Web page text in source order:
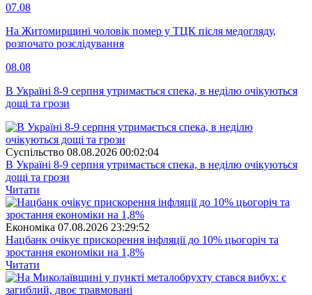
07.08
На Житомирщині чоловік помер у ТЦК після медогляду,
розпочато розслідування
08.08
В Україні 8-9 серпня утримається спека, в неділю очікуються
дощі та грози
Суспiльство 08.08.2026 00:02:04
В Україні 8-9 серпня утримається спека, в неділю очікуються
дощі та грози
Читати
Економіка 07.08.2026 23:29:52
Нацбанк очікує прискорення інфляції до 10% цьогоріч та
зростання економіки на 1,8%
Читати